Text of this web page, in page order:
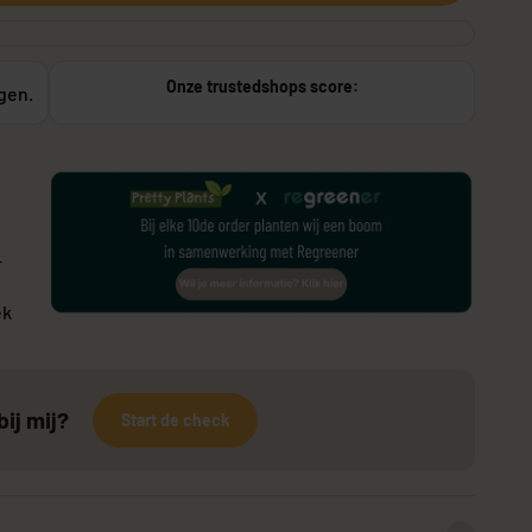
Onze trustedshops score:
mij? Start de check